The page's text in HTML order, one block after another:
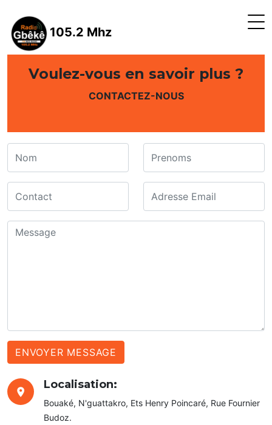
105.2 Mhz
Voulez-vous en savoir plus ?
CONTACTEZ-NOUS
Localisation:
Bouaké, N'guattakro, Ets Henry Poincaré, Rue Fournier
Budoz.